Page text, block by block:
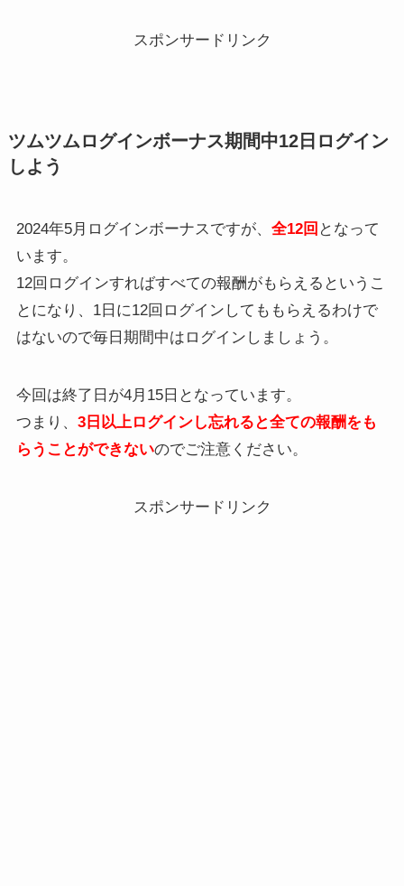
スポンサードリンク
ツムツムログインボーナス期間中12日ログイン
しよう
2024年5月ログインボーナスですが、 全12回 となって
います。
12回ログインすればすべての報酬がもらえるというこ
とになり、1日に12回ログインしてももらえるわけで
はないので毎日期間中はログインしましょう。
今回は終了日が4月15日となっています。
つまり、 3日以上ログインし忘れると全ての報酬をも
らうことができないのでご注意ください。
スポンサードリンク